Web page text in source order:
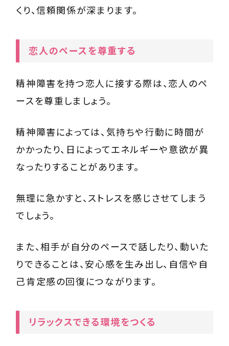
くり、信頼関係が深まります。
恋人のペースを尊重する
精神障害を持つ恋人に接する際は、恋人のペ
ースを尊重しましょう。
精神障害によっては、気持ちや行動に時間が
かかったり、日によってエネルギーや意欲が異
なったりすることがあります。
無理に急かすと、ストレスを感じさせてしまう
でしょう。
また、相手が自分のペースで話したり、動いた
りできることは、安心感を生み出し、自信や自
己肯定感の回復につながります。
リラックスできる環境をつくる